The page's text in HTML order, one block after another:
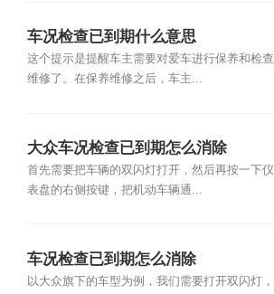
车况检查已到期什么意思
这个提示是提醒车主需要对爱车进行保养和检查
维修了。在保养维修之后，车主...
大众车况检查已到期怎么消除
首先需要把车辆的双闪灯打开，然后再按一下仪
表盘的右侧按键，把机动车辆通...
车况检查已到期怎么消除
以大众旗下的车型为例，我们需要打开双闪灯，